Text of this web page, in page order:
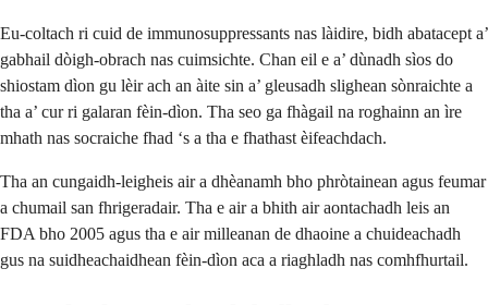
Eu-coltach ri cuid de immunosuppressants nas làidire, bidh abatacept a’
gabhail dòigh-obrach nas cuimsichte. Chan eil e a’ dùnadh sìos do
shiostam dìon gu lèir ach an àite sin a’ gleusadh slighean sònraichte a
tha a’ cur ri galaran fèin-dìon. Tha seo ga fhàgail na roghainn an ìre
mhath nas socraiche fhad ‘s a tha e fhathast èifeachdach.
Tha an cungaidh-leigheis air a dhèanamh bho phròtainean agus feumar
a chumail san fhrigeradair. Tha e air a bhith air aontachadh leis an
FDA bho 2005 agus tha e air milleanan de dhaoine a chuideachadh
gus na suidheachaidhean fèin-dìon aca a riaghladh nas comhfhurtail.